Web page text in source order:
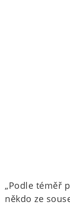
„Podle téměř
někdo ze